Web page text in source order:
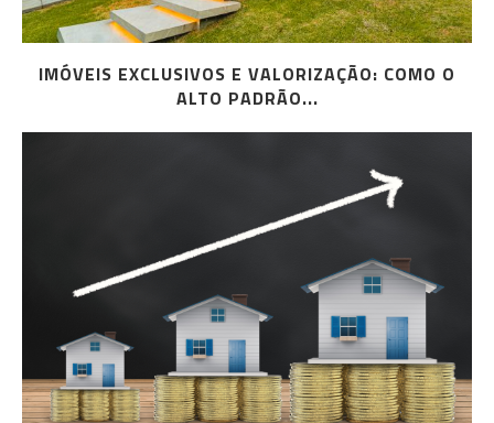
IMÓVEIS EXCLUSIVOS E VALORIZAÇÃO: COMO O
ALTO PADRÃO...